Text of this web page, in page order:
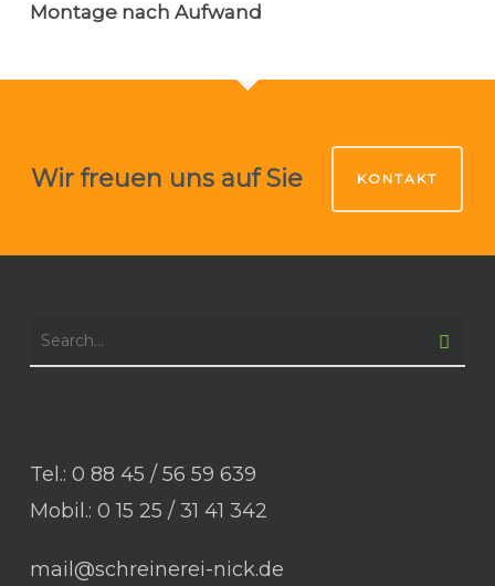
Montage nach Aufwand
Wir freuen uns auf Sie KONTAKT
Tel.: 0 88 45 / 56 59 639
Mobil.: 0 15 25 / 31 41 342
mail@schreinerei-nick.de